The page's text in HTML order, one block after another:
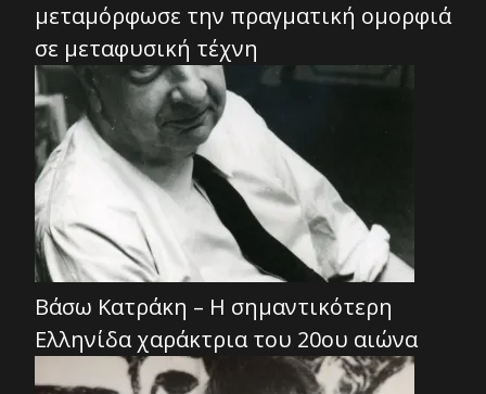
μεταμόρφωσε την πραγματική ομορφιά
σε μεταφυσική τέχνη
Βάσω Κατράκη – Η σημαντικότερη
Ελληνίδα χαράκτρια του 20ου αιώνα